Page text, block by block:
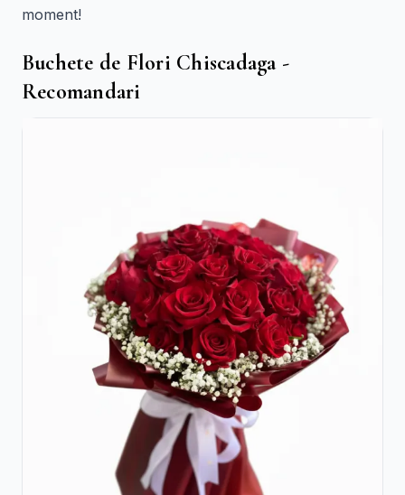
moment!
Buchete de Flori Chiscadaga -
Recomandari